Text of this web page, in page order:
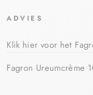
ADVIES
Klik hier voor het
Fagron Ureumcrème